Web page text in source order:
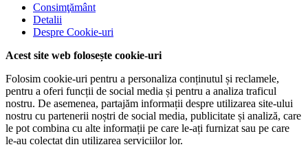
Consimţământ
Detalii
Despre Cookie-uri
Acest site web folosește cookie-uri
Folosim cookie-uri pentru a personaliza conținutul și reclamele,
pentru a oferi funcții de social media și pentru a analiza traficul
nostru. De asemenea, partajăm informații despre utilizarea site-ului
nostru cu partenerii noștri de social media, publicitate și analiză, care
le pot combina cu alte informații pe care le-ați furnizat sau pe care
le-au colectat din utilizarea serviciilor lor.